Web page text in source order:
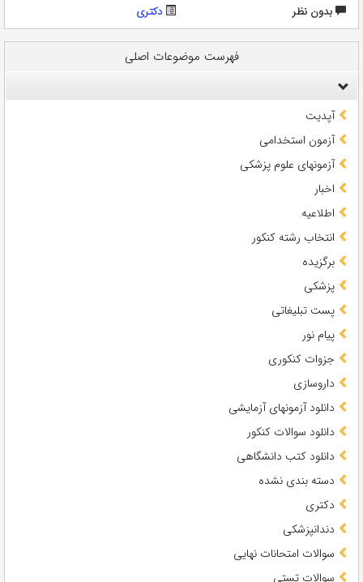
بدون نظر
دکتری
فهرست موضوعات اصلی
آپدیت
آزمون استخدامی
آزمونهای علوم پزشکی
اخبار
اطلاعیه
انتخاب رشته کنکور
برگزیده
پزشکی
پست تبلیغاتی
پیام نور
جزوات کنکوری
داروسازی
دانلود آزمونهای آزمایشی
دانلود سوالات کنکور
دانلود کتب دانشگاهی
دسته بندی نشده
دکتری
دندانپزشکی
سوالات امتحانات نهایی
سوالات تستی